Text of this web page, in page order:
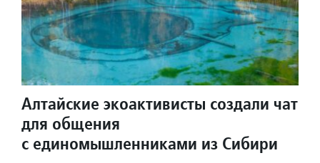
Алтайские экоактивисты создали чат
для общения
с единомышленниками из Сибири